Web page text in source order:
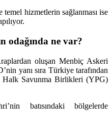
hizmetlerin sağlanması ise
odağında ne var?
oluşan Menbiç Askeri
yanı sıra Türkiye tarafından
Halk Savunma Birlikleri (YPG)
batısındaki bölgelerde